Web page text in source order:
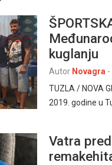
kuglanju
Autor Novagra -
TUZLA / NOVA
2019. godine u
Vatra